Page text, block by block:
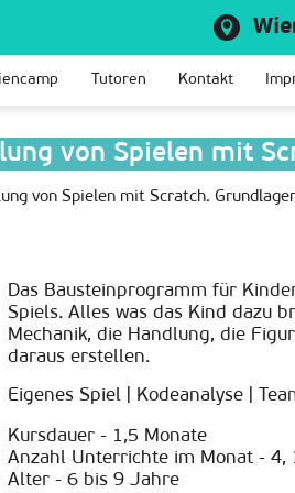
Tutoren Kontakt
von Spielen mit
von Spielen mit Scratch.
Das Bausteinprogramm für
Spiels. Alles was das Kind dazu
Mechanik, die Handlung, die
daraus erstellen.
Eigenes Spiel | Kodeanalyse |
Kursdauer - 1,5 Monate
Anzahl Unterrichte im Monat - 4,
Alter - 6 bis 9 Jahre